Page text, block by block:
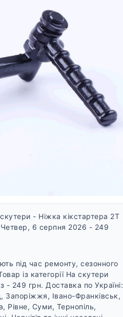
- Ніжка кікстартера 2T
Четвер, 6 серпня 2026 - 249
під час ремонту, сезонного
із категорії На скутери
- 249 грн. Доставка по Україні:
Запоріжжя, Івано-Франківськ,
Рівне, Суми, Тернопіль,